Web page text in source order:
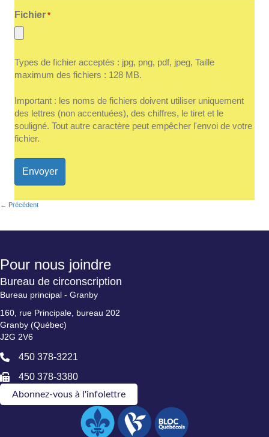
Fichier *
Types de fichier acceptés : jpg, png, pdf, jpeg, Taille
maximum des fichiers : 128 MB.
Important : les noms de fichiers doivent utiliser uniquement
des lettres (non accentuées), des chiffres, le tiret et le
souligné. Tout autre caractère peut empêcher l'envoi de votre
fichier.
Posts
navigation
← Précédent
Pour nous joindre
Bureau de circonscription
Bureau principal - Granby
160, rue Principale, bureau 202
Granby (Québec)
J2G 2V6
450 378-3221
450 378-3380
Abonnez-vous à l'infolettre